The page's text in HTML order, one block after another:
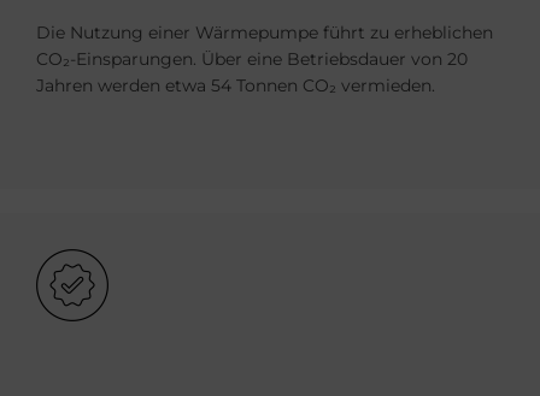
Die Nutzung einer Wärmepumpe führt zu erheblichen
CO₂-Einsparungen. Über eine Betriebsdauer von 20
Jahren werden etwa 54 Tonnen CO₂ vermieden.
Bild